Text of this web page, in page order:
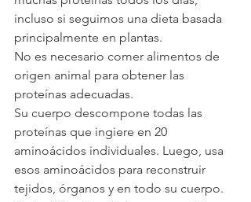
incluso si seguimos una dieta basada
principalmente en plantas.
No es necesario comer alimentos de
origen animal para obtener las
proteínas adecuadas.
Su cuerpo descompone todas las
proteínas que ingiere en 20
aminoácidos individuales. Luego, usa
esos aminoácidos para reconstruir
tejidos, órganos y en todo su cuerpo.